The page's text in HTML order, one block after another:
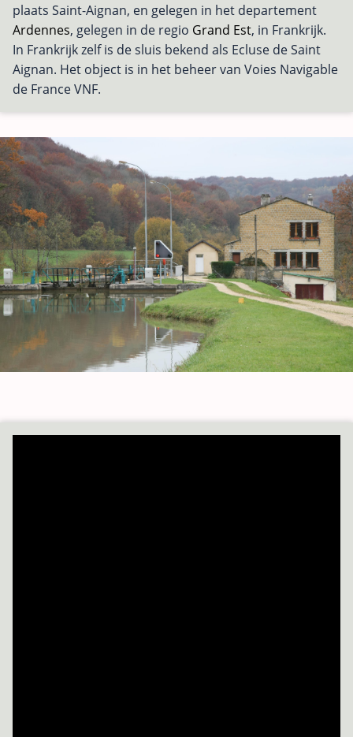
plaats Saint-Aignan, en gelegen in het departement
Ardennes, gelegen in de regio Grand Est, in Frankrijk.
In Frankrijk zelf is de sluis bekend als Ecluse de Saint
Aignan. Het object is in het beheer van Voies Navigable
de France VNF.